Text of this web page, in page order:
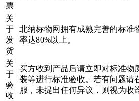
票
关
于
发
货
北纳标物网拥有成熟完善的标准
率达80%以上。
关
于
验
收
买方收到产品后请立即对标准物
装等进行标准验收。若有问题请
服，未提出任何异议，则视为收